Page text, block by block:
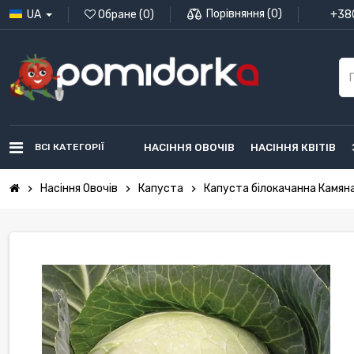
UA Обране (0) Порівняння (0)
ВСІ КАТЕГОРІЇ НАСІННЯ ОВОЧІВ НАСІННЯ КВІТІВ
chevron_right Насіння Овочів chevron_right Капуста chevron_right Капуста білокачанна